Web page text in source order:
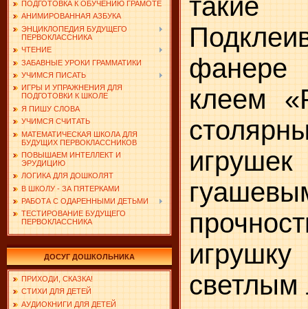
ПОДГОТОВКА К ОБУЧЕНИЮ ГРАМОТЕ
АНИМИРОВАННАЯ АЗБУКА
ЭНЦИКЛОПЕДИЯ БУДУЩЕГО
ПЕРВОКЛАССНИКА
ЧТЕНИЕ
ЗАБАВНЫЕ УРОКИ ГРАММАТИКИ
УЧИМСЯ ПИСАТЬ
ИГРЫ И УПРАЖНЕНИЯ ДЛЯ
ПОДГОТОВКИ К ШКОЛЕ
Я ПИШУ СЛОВА
УЧИМСЯ СЧИТАТЬ
МАТЕМАТИЧЕСКАЯ ШКОЛА ДЛЯ
БУДУЩИХ ПЕРВОКЛАССНИКОВ
ПОВЫШАЕМ ИНТЕЛЛЕКТ И
ЭРУДИЦИЮ
ЛОГИКА ДЛЯ ДОШКОЛЯТ
В ШКОЛУ - ЗА ПЯТЕРКАМИ
РАБОТА С ОДАРЕННЫМИ ДЕТЬМИ
ТЕСТИРОВАНИЕ БУДУЩЕГО
ПЕРВОКЛАССНИКА
ДОСУГ ДОШКОЛЬНИКА
ПРИХОДИ, СКАЗКА!
СТИХИ ДЛЯ ДЕТЕЙ
АУДИОКНИГИ ДЛЯ ДЕТЕЙ
клеем
светлым